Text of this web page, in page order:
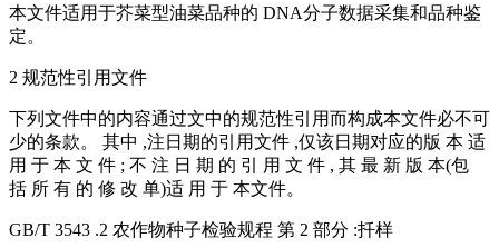
本文件适用于芥菜型油菜品种的 DNA分子数据采集和品种鉴
定。
2 规范性引用文件
下列文件中的内容通过文中的规范性引用而构成本文件必不可
少的条款。 其中 ,注日期的引用文件 ,仅该日期对应的版 本 适
用 于 本 文 件 ; 不 注 日 期 的 引 用 文 件 , 其 最 新 版 本(包
括 所 有 的 修 改 单)适 用 于 本文件。
GB/T 3543 .2 农作物种子检验规程 第 2 部分 :扦样